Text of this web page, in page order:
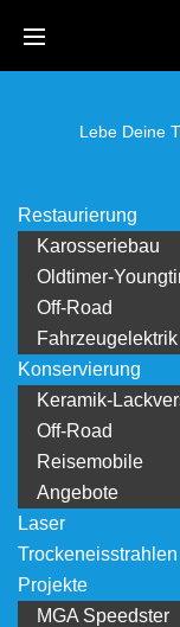
content
Lebe Deine
Restaurierung
Karosseriebau
Oldtimer-
Off-Road
Fahrzeugelektrik
Konservierung
Keramik-
Off-Road
Reisemobile
Angebote
Laser
Trockeneisstrahlen
Projekte
MGA Speedster